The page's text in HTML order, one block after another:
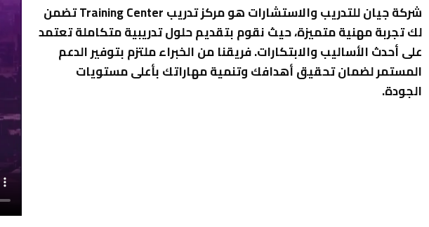
شركة جيان للتدريب والاستشارات هو مركز تدريب Training Center تضمن
لك تجربة مهنية متميزة، حيث نقوم بتقديم حلول تدريبية متكاملة تعتمد
على أحدث الأساليب والابتكارات. فريقنا من الخبراء ملتزم بتوفير الدعم
المستمر لضمان تحقيق أهدافك وتنمية مهاراتك بأعلى مستويات
الجودة.